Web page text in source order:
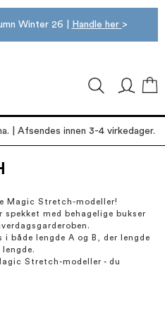
Winter 26 | Handle her >
| Afsendes innen 3-4 virkedager.
Magic Stretch-modeller!
med behagelige bukser
både lengde A og B, der lengde
Stretch-modeller - du